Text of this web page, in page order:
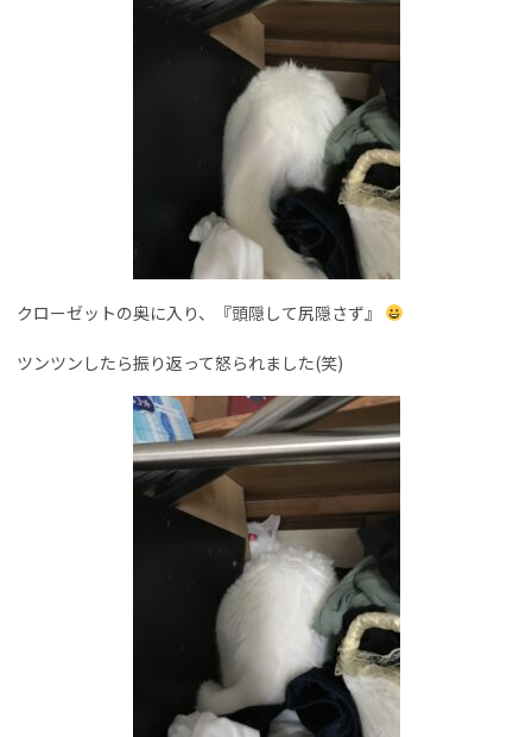
クローゼットの奥に入り、『頭隠して尻隠さず』
ツンツンしたら振り返って怒られました(笑)